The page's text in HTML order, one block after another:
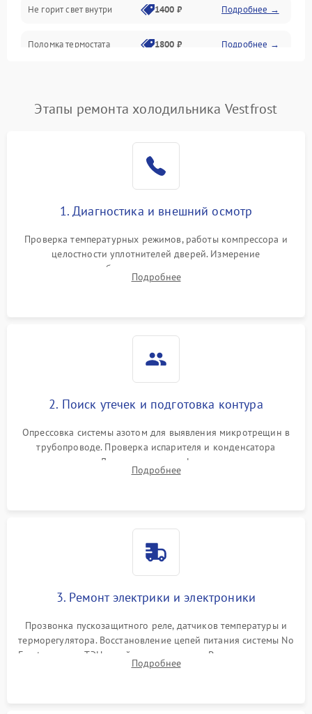
Не горит свет внутри 1400 ₽ Подробнее →
Поломка термостата 1800 ₽ Подробнее →
Поломка системы No Frost 2600 ₽ Подробнее →
работе
2000 ₽ Подробнее →
1000 ₽
1800 ₽
Этапы ремонта холодильника Vestfrost
1. Диагностика и внешний осмотр
Проверка температурных режимов, работы компрессора и
целостности уплотнителей дверей. Измерение
сопротивления обмоток мотора, проверка термостата и
считывание кодов ошибок с электронного дисплея.
Подробнее
2. Поиск утечек и подготовка контура
Опрессовка системы азотом для выявления микротрещин в
трубопроводе. Проверка испарителя и конденсатора
течеискателем. Демонтаж старого фильтра-осушителя и
продувка капиллярной трубки для устранения засоров.
Подробнее
3. Ремонт электрики и электроники
Прозвонка пускозащитного реле, датчиков температуры и
терморегулятора. Восстановление цепей питания системы No
Frost, включая ТЭН оттайки и вентилятор. Ремонт или замена
платы управления при сбоях алгоритмов.
Подробнее